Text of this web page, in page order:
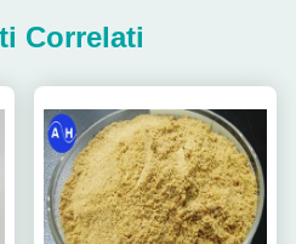
Correlati